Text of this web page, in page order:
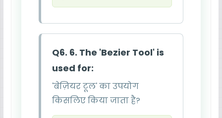
Q6. 6. The 'Bezier Tool' is
used for:
'बेज़ियर टूल' का उपयोग
किसलिए किया जाता है?